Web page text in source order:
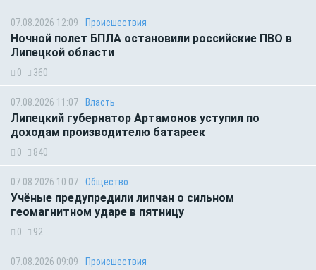
07.08.2026 12:09 Происшествия
Ночной полет БПЛА остановили российские ПВО в
Липецкой области
0 360
07.08.2026 11:07 Власть
Липецкий губернатор Артамонов уступил по
доходам производителю батареек
0 840
07.08.2026 10:07 Общество
Учёные предупредили липчан о сильном
геомагнитном ударе в пятницу
0 92
07.08.2026 09:09 Происшествия